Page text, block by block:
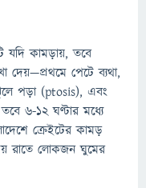
যদি কামড়ায়, তবে
দেয়—প্রথমে পেটে ব্যথা,
পড়া (ptosis), এবং
৬-১২ ঘণ্টার মধ্যে
ক্রেইটের কামড়
রাতে লোকজন ঘুমের